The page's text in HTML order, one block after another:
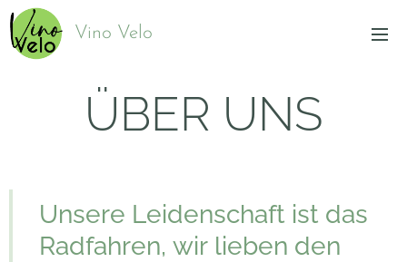
Vino Velo
ÜBER UNS
Unsere Leidenschaft ist das
Radfahren, wir lieben den